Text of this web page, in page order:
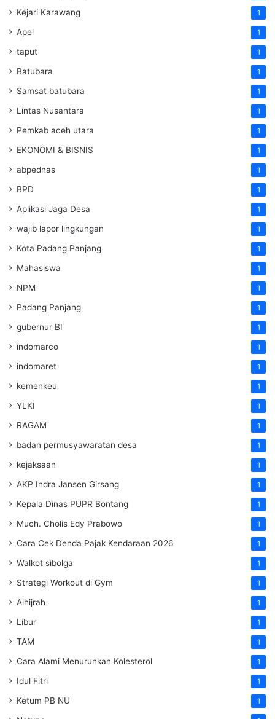
Kejari Karawang 1
Apel 1
taput 1
Batubara 1
Samsat batubara 1
Lintas Nusantara 1
Pemkab aceh utara 1
EKONOMI & BISNIS 1
abpednas 1
BPD 1
Aplikasi Jaga Desa 1
wajib lapor lingkungan 1
Kota Padang Panjang 1
Mahasiswa 1
NPM 1
Padang Panjang 1
gubernur BI 1
indomarco 1
indomaret 1
kemenkeu 1
YLKI 1
RAGAM 1
badan permusyawaratan desa 1
kejaksaan 1
AKP Indra Jansen Girsang 1
Kepala Dinas PUPR Bontang 1
Much. Cholis Edy Prabowo 1
Cara Cek Denda Pajak Kendaraan 2026 1
Walkot sibolga 1
Strategi Workout di Gym 1
Alhijrah 1
Libur 1
TAM 1
Cara Alami Menurunkan Kolesterol 1
Idul Fitri 1
Ketum PB NU 1